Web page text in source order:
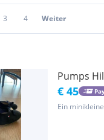
3 4 Weiter
Pumps
€ 45
Ein